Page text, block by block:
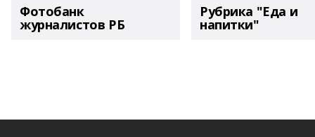
Фотобанк
журналистов РБ
Рубрика "Еда и
напитки"